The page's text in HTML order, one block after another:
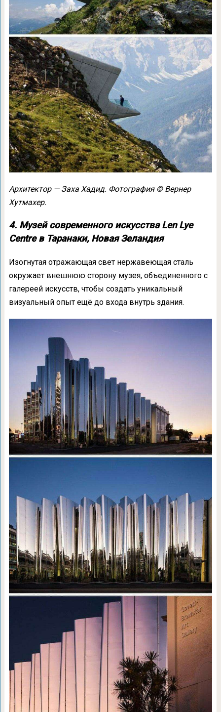
Архитектор — Заха Хадид. Фотография © Вернер
Хутмахер.
4. Музей современного искусства Len Lye
Centre в Таранаки, Новая Зеландия
Изогнутая отражающая свет нержавеющая сталь
окружает внешнюю сторону музея, объединенного с
галереей искусств, чтобы создать уникальный
визуальный опыт ещё до входа внутрь здания.